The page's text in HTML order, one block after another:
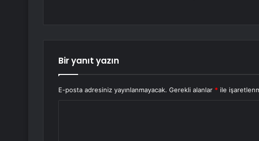
Bir yanıt yazın
E-posta adresiniz yayınlanmayacak. Gerekli alanlar * ile